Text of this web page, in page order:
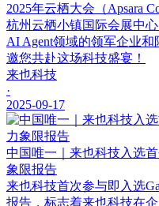
2025年云栖大会（Apsara
杭州云栖小镇国际会展中
AI Agent领域的领军企业
邀您共赴这场科技盛宴！
来也科技
·
2025-09-17
中国唯一｜来也科技入选
象限报告
来也科技首次参与即入选
报告，标志着来也科技在